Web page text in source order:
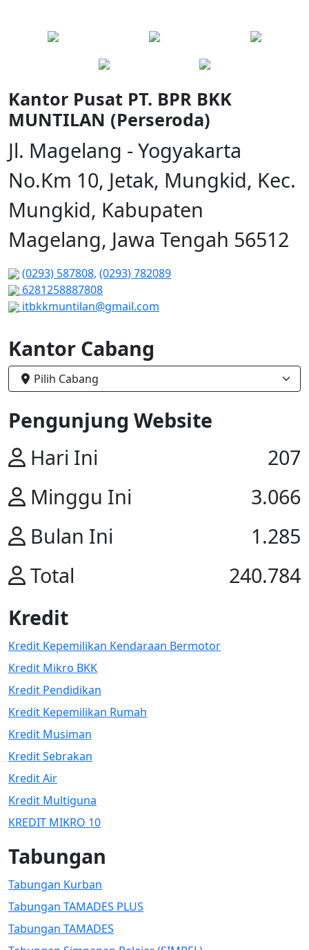
Kantor Pusat PT. BPR BKK
MUNTILAN (Perseroda)
Jl. Magelang - Yogyakarta
No.Km 10, Jetak, Mungkid, Kec.
Mungkid, Kabupaten
Magelang, Jawa Tengah 56512
(0293) 587808, (0293) 782089
6281258887808
itbkkmuntilan@gmail.com
Pengunjung Website
Hari Ini
207
Minggu Ini
3.066
Bulan Ini
1.285
Total
240.784
Kantor Cabang
Pilih Cabang
Kredit
Kredit Kepemilikan Kendaraan Bermotor
Kredit Mikro BKK
Kredit Pendidikan
Kredit Kepemilikan Rumah
Kredit Musiman
Kredit Sebrakan
Kredit Air
Kredit Multiguna
KREDIT MIKRO 10
Tabungan
Tabungan Kurban
Tabungan TAMADES PLUS
Tabungan TAMADES